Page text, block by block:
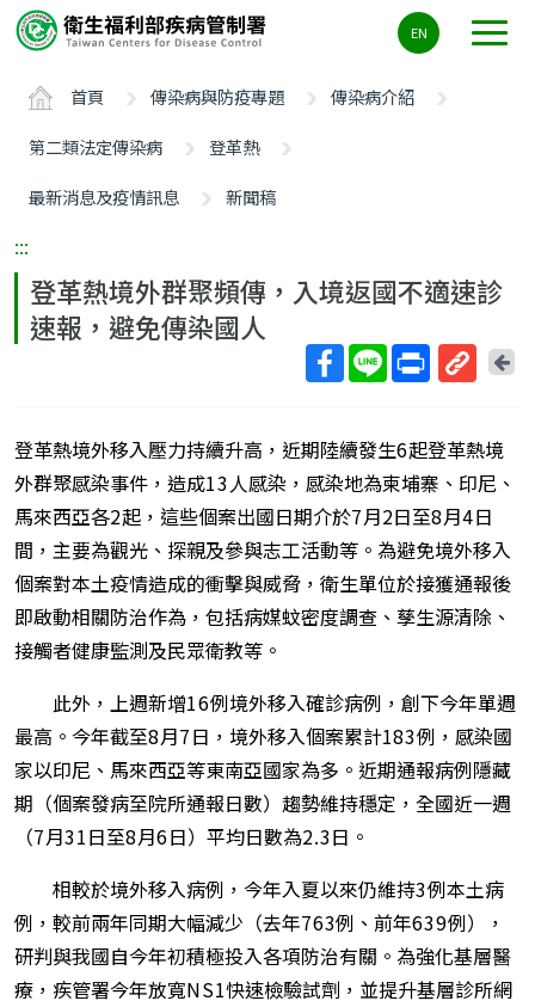
要
ALT+C
EN
首頁 傳染病與防疫專題
傳染病介紹
第二類法定傳染病
登革熱
最新消息及疫情訊息
新聞稿
:::
登革熱境外群聚頻傳，入境返國不適速診
速報，避免傳染國人
短
網
址
回
登革熱境外移入壓力持續升高，近期陸續發生6起登革熱境
外群聚感染事件，造成13人感染，感染地為柬埔寨、印尼、
馬來西亞各2起，這些個案出國日期介於7月2日至8月4日
間，主要為觀光、探親及參與志工活動等。為避免境外移入
個案對本土疫情造成的衝擊與威脅，衛生單位於接獲通報後
即啟動相關防治作為，包括病媒蚊密度調查、孳生源清除、
接觸者健康監測及民眾衛教等。
此外，上週新增16例境外移入確診病例，創下今年單週
最高。今年截至8月7日，境外移入個案累計183例，感染國
家以印尼、馬來西亞等東南亞國家為多。近期通報病例隱藏
期（個案發病至院所通報日數）趨勢維持穩定，全國近一週
（7月31日至8月6日）平均日數為2.3日。
相較於境外移入病例，今年入夏以來仍維持3例本土病
例，較前兩年同期大幅減少（去年763例、前年639例），
研判與我國自今年初積極投入各項防治有關。為強化基層醫
療，疾管署今年放寬NS1快速檢驗試劑，並提升基層診所網